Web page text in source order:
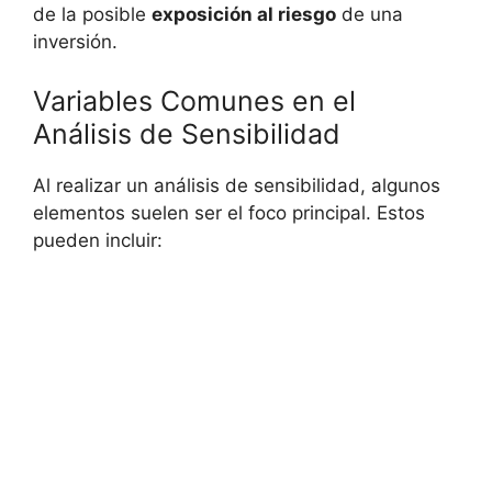
de la posible exposición al riesgo de ⁢una
inversión.
Variables Comunes en el
Análisis ‍de Sensibilidad
Al realizar un ‌análisis de sensibilidad,⁤ algunos
elementos ‍suelen ser ⁢el foco principal. Estos
pueden incluir: